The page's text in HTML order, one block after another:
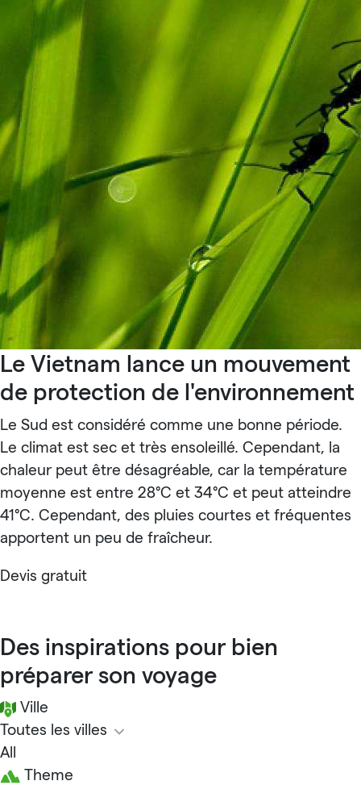
Le Vietnam lance un mouvement
de protection de l'environnement
Le Sud est considéré comme une bonne période.
Le climat est sec et très ensoleillé. Cependant, la
chaleur peut être désagréable, car la température
moyenne est entre 28°C et 34°C et peut atteindre
41°C. Cependant, des pluies courtes et fréquentes
apportent un peu de fraîcheur.
Devis gratuit
Des inspirations pour bien
préparer son voyage
Ville
Toutes les villes
All
Theme